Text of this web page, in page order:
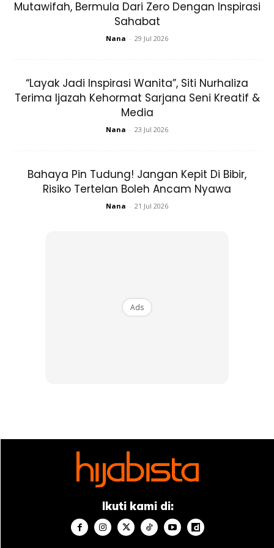
ketika sesi semubual sempena Edisi Khas Hari Ibu Majalah
membuat kebaikan. Keduanya bagaimana kita berusaha
dengan masarakat dengan berhubung rapat dengan
“Kalau kita tidak tegur, sombong dan wajah itu akan
Mutawifah, Bermula Dari Zero Dengan Inspirasi
Sahabat
Nana - 29 Jul 2026
“Layak Jadi Inspirasi Wanita”, Siti Nurhaliza
Terima Ijazah Kehormat Sarjana Seni Kreatif &
Media
Nana - 23 Jul 2026
Bahaya Pin Tudung! Jangan Kepit Di Bibir,
Risiko Tertelan Boleh Ancam Nyawa
Nana - 21 Jul 2026
Ads
Ikuti kami di: